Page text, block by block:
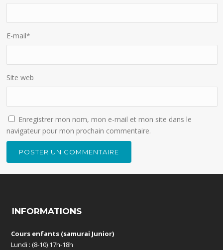
E-mail*
Site web
Enregistrer mon nom, mon e-mail et mon site dans le
navigateur pour mon prochain commentaire.
INFORMATIONS
Cours enfants (samurai Junior)
Lundi : (8-10) 17h-18h